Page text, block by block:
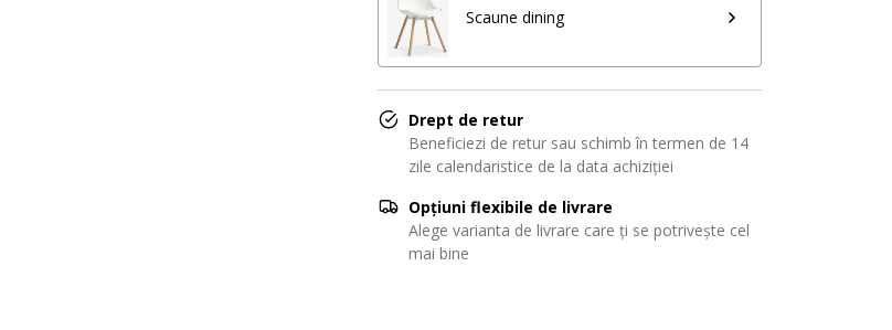
Scaune dining
Drept de retur
Beneficiezi de retur sau schimb în termen de 14
zile calendaristice de la data achiziției
Opțiuni flexibile de livrare
Alege varianta de livrare care ți se potrivește cel
mai bine